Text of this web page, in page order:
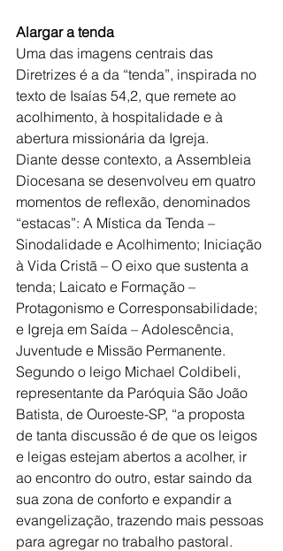
Alargar a tenda
Uma das imagens centrais das
Diretrizes é a da “tenda”, inspirada no
texto de Isaías 54,2, que remete ao
acolhimento, à hospitalidade e à
abertura missionária da Igreja.
Diante desse contexto, a Assembleia
Diocesana se desenvolveu em quatro
momentos de reflexão, denominados
“estacas”: A Mística da Tenda –
Sinodalidade e Acolhimento; Iniciação
à Vida Cristã – O eixo que sustenta a
tenda; Laicato e Formação –
Protagonismo e Corresponsabilidade;
e Igreja em Saída – Adolescência,
Juventude e Missão Permanente.
Segundo o leigo Michael Coldibeli,
representante da Paróquia São João
Batista, de Ouroeste-SP, “a proposta
de tanta discussão é de que os leigos
e leigas estejam abertos a acolher, ir
ao encontro do outro, estar saindo da
sua zona de conforto e expandir a
evangelização, trazendo mais pessoas
para agregar no trabalho pastoral.